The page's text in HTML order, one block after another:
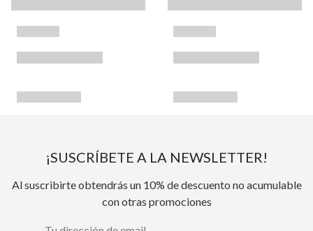
¡SUSCRÍBETE A LA NEWSLETTER!
Al suscribirte obtendrás un 10% de descuento no acumulable
con otras promociones